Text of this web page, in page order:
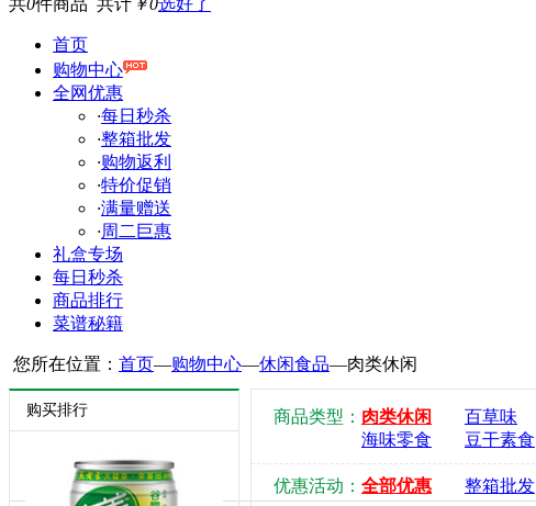
共0件商品 共计 ￥0选好了
首页
购物中心
全网优惠
·每日秒杀
·整箱批发
·购物返利
·特价促销
·满量赠送
·周二巨惠
礼盒专场
每日秒杀
商品排行
菜谱秘籍
您所在位置： 首页—购物中心—休闲食品—肉类休闲
购买排行 商品类型： 肉类休闲 百草味
海味零食
豆干素食
优惠活动： 全部优惠 整箱批发